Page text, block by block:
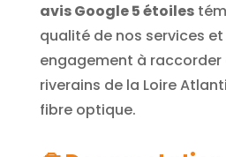
avis Google 5 étoiles
qualité de nos services
engagement à raccorder
riverains de la Loire
fibre optique.